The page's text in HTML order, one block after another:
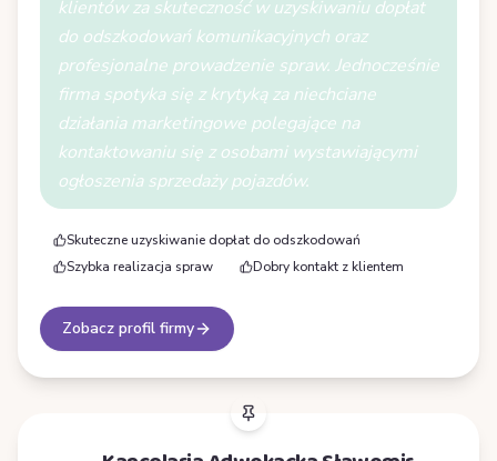
klientów za skuteczność w uzyskiwaniu dopłat
do odszkodowań komunikacyjnych oraz
profesjonalne prowadzenie spraw. Jednocześnie
firma spotyka się z krytyką za niechciane
działania marketingowe polegające na
kontaktowaniu się z osobami wystawiającymi
ogłoszenia sprzedaży pojazdów.
Skuteczne uzyskiwanie dopłat do odszkodowań
Szybka realizacja spraw
Dobry kontakt z klientem
Zobacz profil firmy